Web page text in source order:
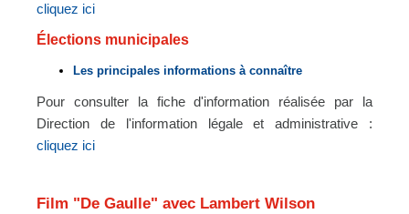
cliquez ici
Élections municipales
Les principales informations à connaître
Pour consulter la fiche d'information réalisée par la
Direction de l'information légale et administrative :
cliquez ici
Film "De Gaulle" avec Lambert Wilson